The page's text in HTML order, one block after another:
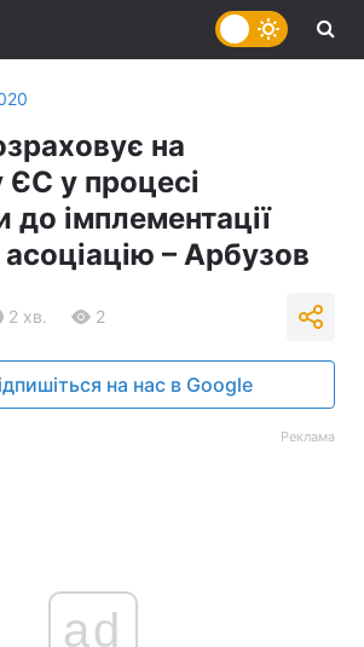
на
ЄС у процесі
до імплементації
– Арбузов
2 хв. 2
на нас в Google
Реклама
ad